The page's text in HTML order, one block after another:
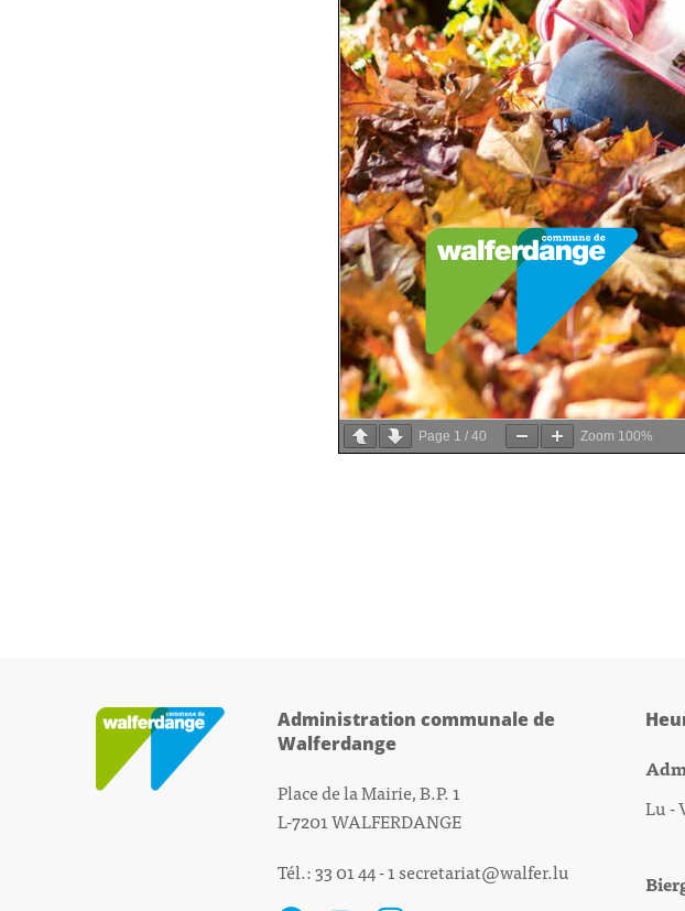
Page 1 / 40 Zoom 100%
Administration communale de
Walferdange
Place de la Mairie, B.P. 1
L-7201 WALFERDANGE
Tél.: 33 01 44 - 1secretariat@walfer.lu
Lu